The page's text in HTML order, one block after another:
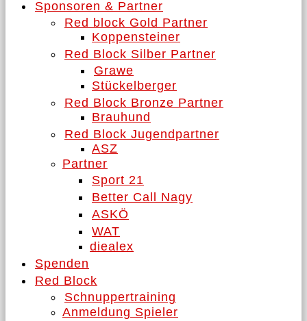
Sponsoren & Partner
Red block Gold Partner
Koppensteiner
Red Block Silber Partner
Grawe
Stückelberger
Red Block Bronze Partner
Brauhund
Red Block Jugendpartner
ASZ
Partner
Sport 21
Better Call Nagy
ASKÖ
WAT
diealex
Spenden
Red Block
Schnuppertraining
Anmeldung Spieler